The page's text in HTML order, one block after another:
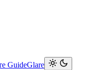
GuideGlare